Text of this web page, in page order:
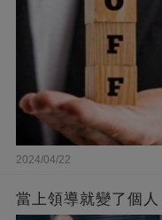
2024/04/22
當上領導就變了個